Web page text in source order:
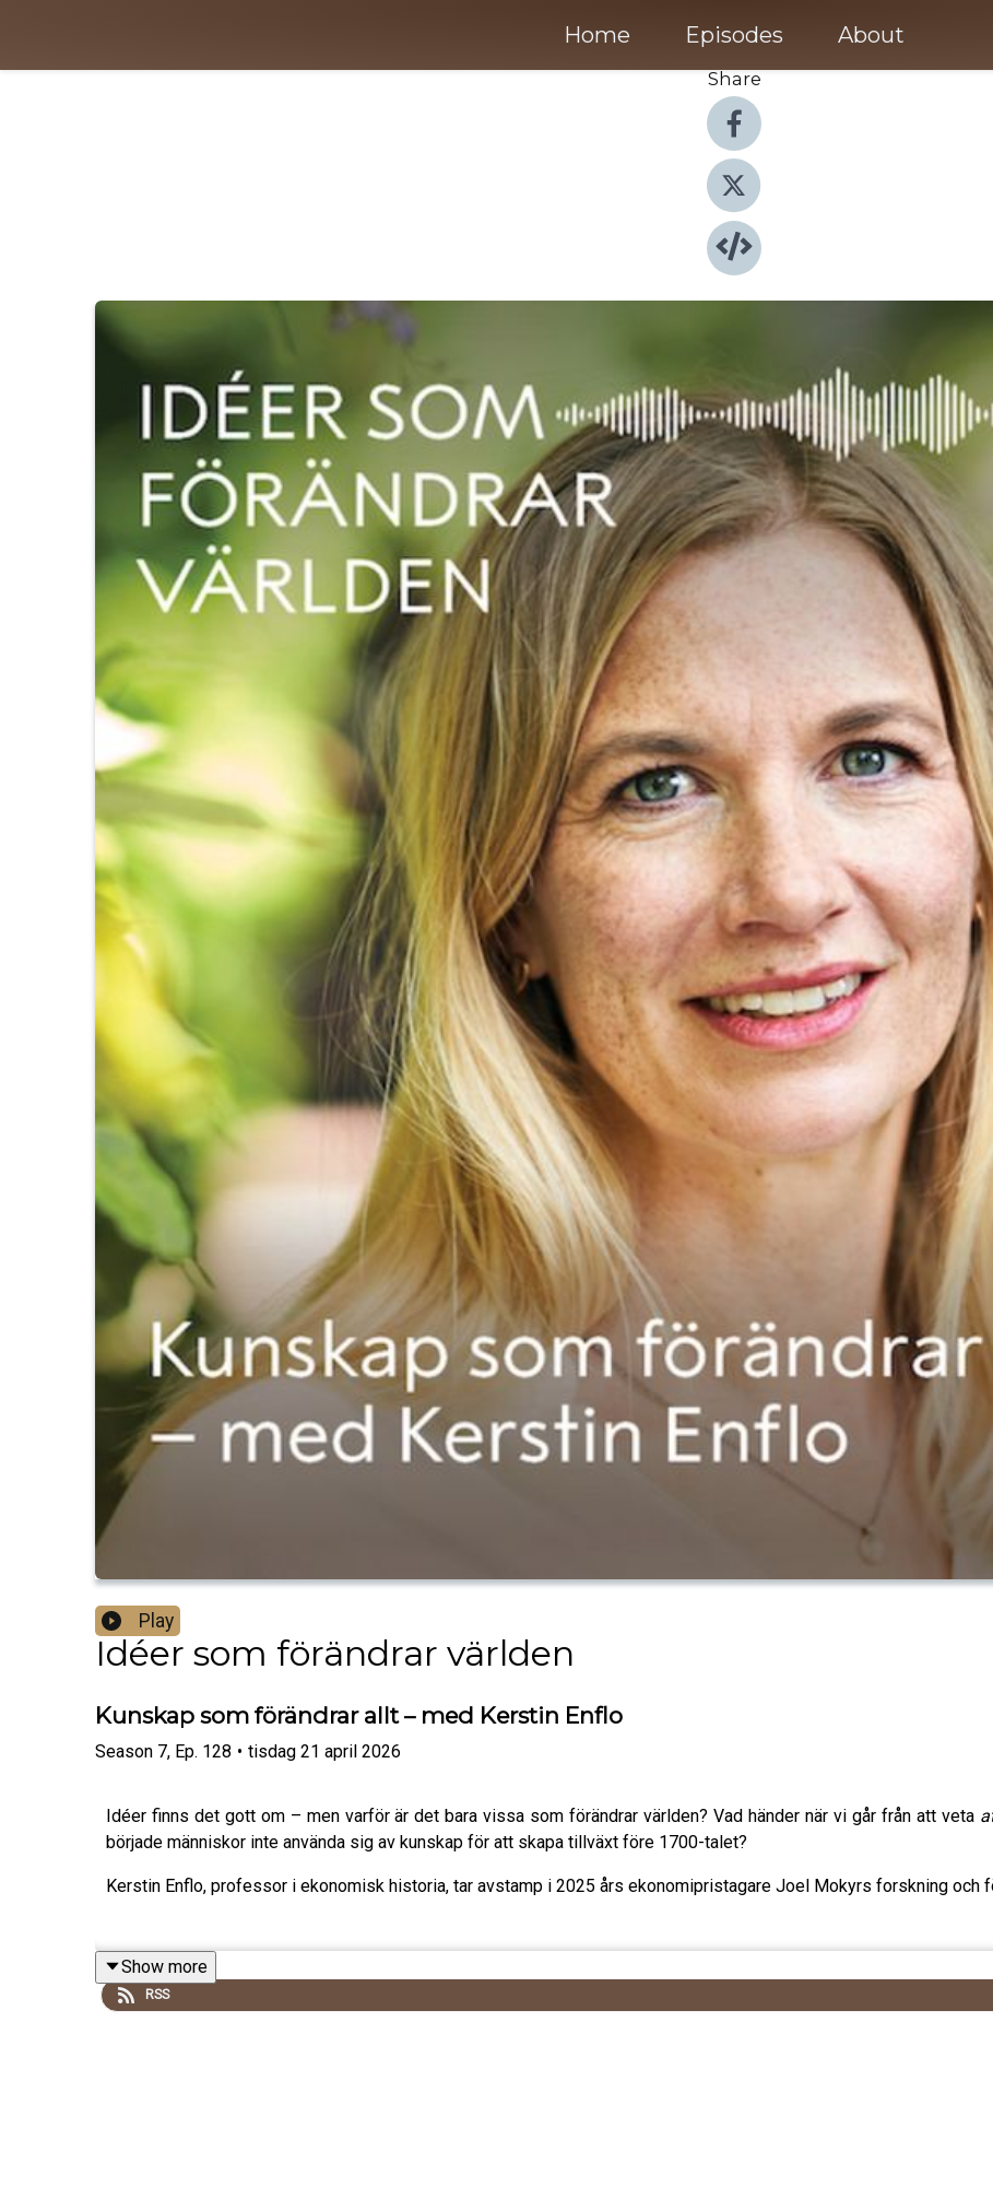
Home Episodes About
Share
Play
Idéer som förändrar världen
Kunskap som förändrar allt – med Kerstin Enflo
Season 7, Ep. 128 • tisdag 21 april 2026
Idéer finns det gott om – men varför är det bara vissa som förändrar världen? Vad händer när vi går från att veta
började människor inte använda sig av kunskap för att skapa tillväxt före 1700-talet?
Kerstin Enflo, professor i ekonomisk historia, tar avstamp i 2025 års ekonomipristagare Joel Mokyrs forskning och
Foto: Johan Persson
Show more
RSS